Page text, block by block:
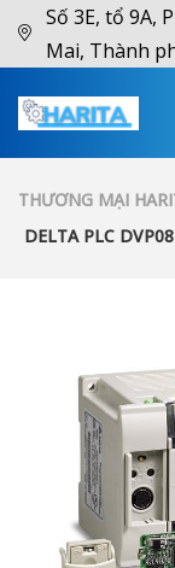
Số 3E, tổ 9A,
Mai, Thành
THƯƠNG MẠI
DELTA PLC